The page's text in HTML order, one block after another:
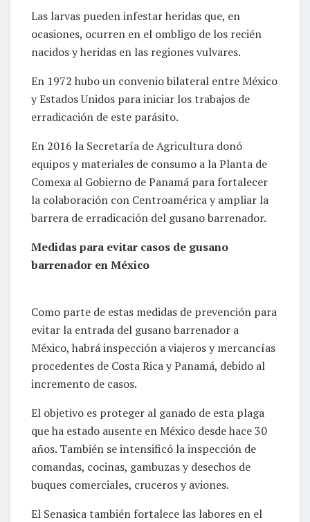
Las larvas pueden infestar heridas que, en
ocasiones, ocurren en el ombligo de los recién
nacidos y heridas en las regiones vulvares.
En 1972 hubo un convenio bilateral entre México
y Estados Unidos para iniciar los trabajos de
erradicación de este parásito.
En 2016 la Secretaría de Agricultura donó
equipos y materiales de consumo a la Planta de
Comexa al Gobierno de Panamá para fortalecer
la colaboración con Centroamérica y ampliar la
barrera de erradicación del gusano barrenador.
Medidas para evitar casos de gusano
barrenador en México
Como parte de estas medidas de prevención para
evitar la entrada del gusano barrenador a
México, habrá inspección a viajeros y mercancías
procedentes de Costa Rica y Panamá, debido al
incremento de casos.
El objetivo es proteger al ganado de esta plaga
que ha estado ausente en México desde hace 30
años. También se intensificó la inspección de
comandas, cocinas, gambuzas y desechos de
buques comerciales, cruceros y aviones.
El Senasica también fortalece las labores en el